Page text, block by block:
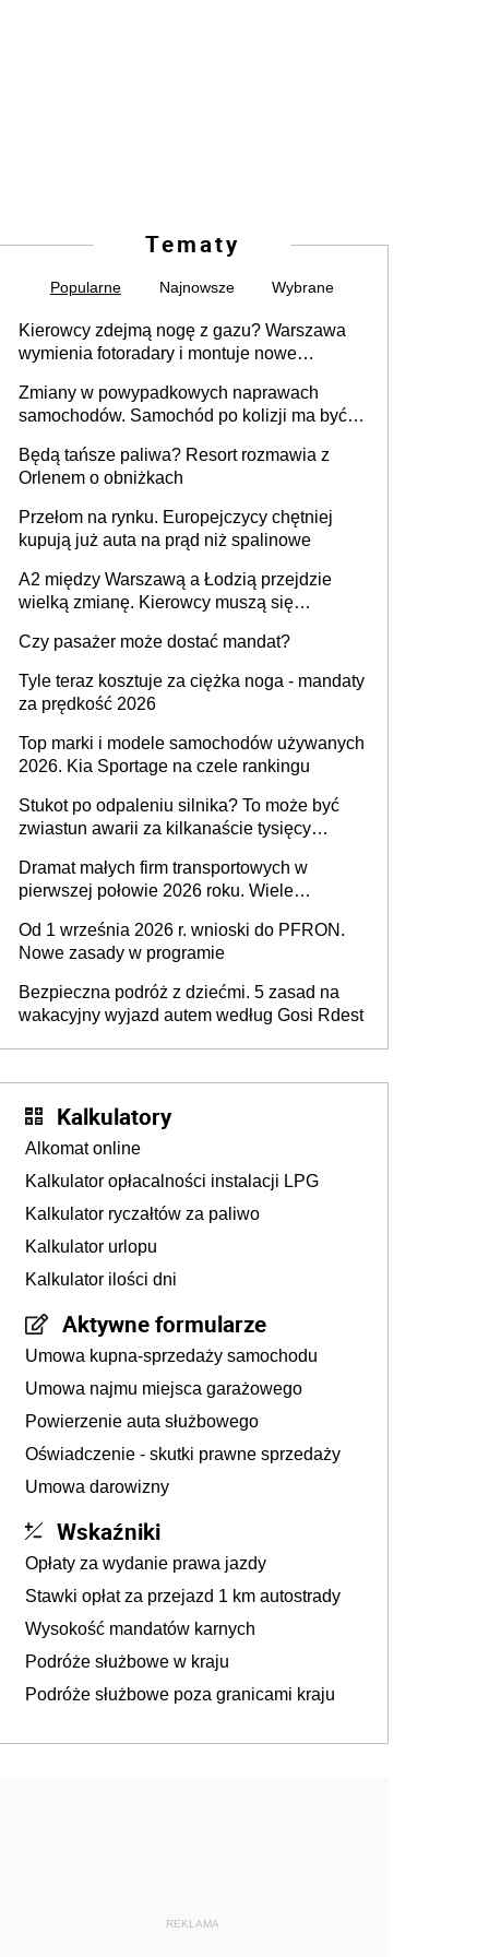
Tematy
Popularne Najnowsze Wybrane
Kierowcy zdejmą nogę z gazu? Warszawa
wymienia fotoradary i montuje nowe
Zmiany w powypadkowych naprawach
samochodów. Samochód po kolizji ma być
technologią producenta
Będą tańsze paliwa? Resort rozmawia z
Orlenem o obniżkach
Przełom na rynku. Europejczycy chętniej
kupują już auta na prąd niż spalinowe
A2 między Warszawą a Łodzią przejdzie
wielką zmianę. Kierowcy muszą się
Czy pasażer może dostać mandat?
Tyle teraz kosztuje za ciężka noga - mandaty
za prędkość 2026
Top marki i modele samochodów używanych
2026. Kia Sportage na czele rankingu
Stukot po odpaleniu silnika? To może być
zwiastun awarii za kilkanaście tysięcy
Dramat małych firm transportowych w
pierwszej połowie 2026 roku. Wiele
Od 1 września 2026 r. wnioski do PFRON.
Nowe zasady w programie
Bezpieczna podróż z dziećmi. 5 zasad na
wakacyjny wyjazd autem według Gosi Rdest
Kalkulatory
Alkomat online
Kalkulator opłacalności instalacji LPG
Kalkulator ryczałtów za paliwo
Kalkulator urlopu
Kalkulator ilości dni
Aktywne formularze
Umowa kupna-sprzedaży samochodu
Umowa najmu miejsca garażowego
Powierzenie auta służbowego
Oświadczenie - skutki prawne sprzedaży
Umowa darowizny
Wskaźniki
Opłaty za wydanie prawa jazdy
Stawki opłat za przejazd 1 km autostrady
Wysokość mandatów karnych
Podróże służbowe w kraju
Podróże służbowe poza granicami kraju
REKLAMA